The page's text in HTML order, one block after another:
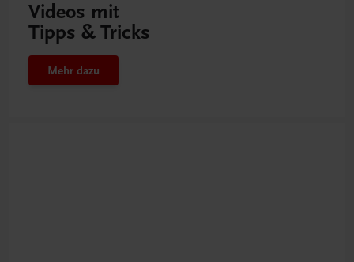
Videos mit
Tipps & Tricks
Mehr dazu